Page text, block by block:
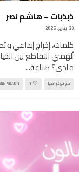
ذبذبات – هاشم نصر
20 يناير, 2025
كلمات، إخراج إبداعي
ألهمني اﻟﺗﻘﺎطﻊ ﺑﯾن
مادي؟ ﺻﻧﺎﻋﺔ...
فوتوغرافيا 1
1 MIN READ